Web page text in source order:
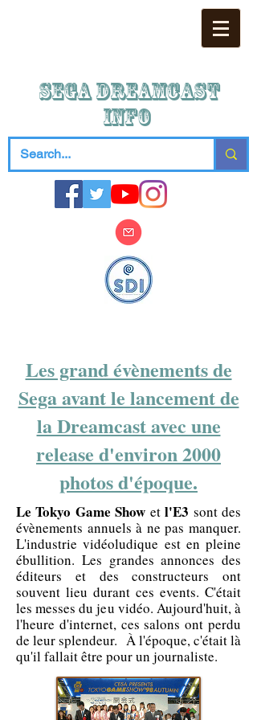
SEGA DREAMCAST
iNFO
Les grand évènements de
Sega avant le lancement de
la Dreamcast avec une
release d'environ 2000
photos d'époque.
Le Tokyo Game Show etl'E3 sont des
évènements annuels à ne pas manquer.
L'industrie vidéoludique est en pleine
ébullition. Les grandes annonces des
éditeurs et des constructeurs ont
souvent lieu durant ces events. C'était
les messes du jeu vidéo. Aujourd'huit, à
l'heure d'internet, ces salons ont perdu
de leur splendeur. À l'époque, c'était là
qu'il fallait être pour un journaliste.